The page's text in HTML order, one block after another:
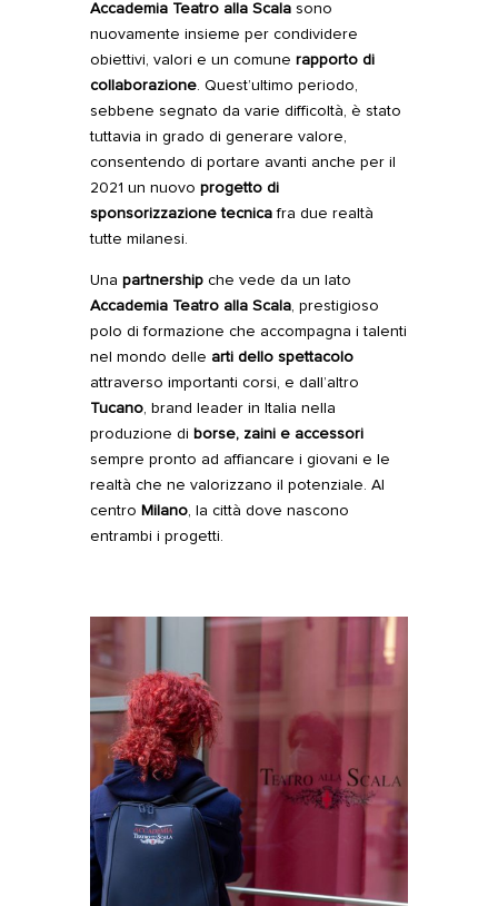
Accademia Teatro alla Scalasono
nuovamente insieme per condividere
obiettivi, valori e un comune rapporto di
collaborazione. Quest’ultimo periodo,
sebbene segnato da varie difficoltà, è stato
tuttavia in grado di generare valore,
consentendo di portare avanti anche per il
2021 un nuovo progetto di
sponsorizzazione tecnicafra due realtà
tutte milanesi.
Una partnershipche vede da un lato
Accademia Teatro alla Scala, prestigioso
polo di formazione che accompagna i talenti
nel mondo delle arti dello spettacolo
attraverso importanti corsi, e dall’altro
Tucano, brand leader in Italia nella
produzione di borse, zaini e accessori
sempre pronto ad affiancare i giovani e le
realtà che ne valorizzano il potenziale. Al
centro Milano, la città dove nascono
entrambi i progetti.